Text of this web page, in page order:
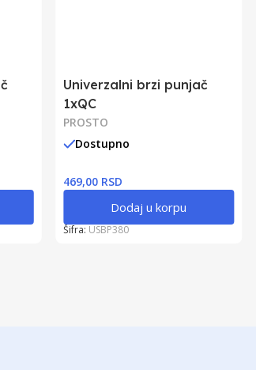
Univerzalni brzi punjač
1xQC
PROSTO
Dostupno
469,00 RSD
Dodaj u korpu
Šifra: USBP380